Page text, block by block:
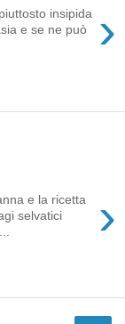
›
insipida
e se ne può
›
e la ricetta
selvatici